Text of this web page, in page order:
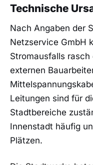
Technische
Nach Angaben der
Netzservice GmbH
Stromausfalls
externen
Leitungen sind für
Stadtbereiche
Innenstadt häufig
Plätzen.